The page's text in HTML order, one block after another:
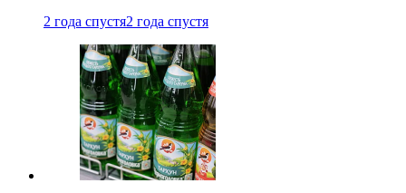
2 года спустя2 года спустя